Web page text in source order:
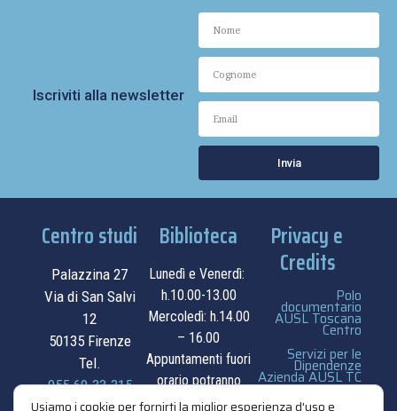
Iscriviti alla newsletter
Invia
Centro studi
Palazzina 27
Via di San Salvi
12
50135 Firenze
Tel.
055.69.33.315
Biblioteca
Lunedì e Venerdì:
h.10.00-13.00
Mercoledì: h.14.00
– 16.00
Appuntamenti fuori
orario potranno
essere
Privacy e
Credits
Polo
documentario
AUSL Toscana
Centro
Servizi per le
Dipendenze
Azienda AUSL TC
privacy e cookie
Usiamo i cookie per fornirti la miglior esperienza d'uso e